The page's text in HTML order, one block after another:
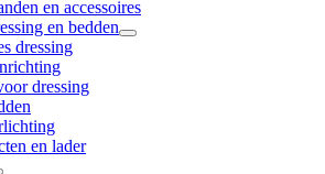
en accessoires
en bedden
dressing
dressing
en lader